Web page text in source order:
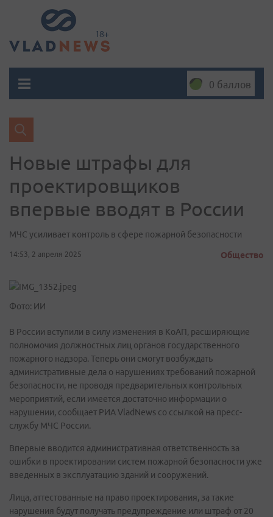
0 баллов
Новые штрафы для
проектировщиков
впервые вводят в России
МЧС усиливает контроль в сфере пожарной безопасности
14:53, 2 апреля 2025 Общество
Фото: ИИ
В России вступили в силу изменения в КоАП, расширяющие
полномочия должностных лиц органов государственного
пожарного надзора. Теперь они смогут возбуждать
административные дела о нарушениях требований пожарной
безопасности, не проводя предварительных контрольных
мероприятий, если имеется достаточно информации о
нарушении, сообщает РИА VladNews со ссылкой на пресс-
службу МЧС России.
Впервые вводится административная ответственность за
ошибки в проектировании систем пожарной безопасности уже
введенных в эксплуатацию зданий и сооружений.
Лица, аттестованные на право проектирования, за такие
нарушения будут получать предупреждение или штраф от 20